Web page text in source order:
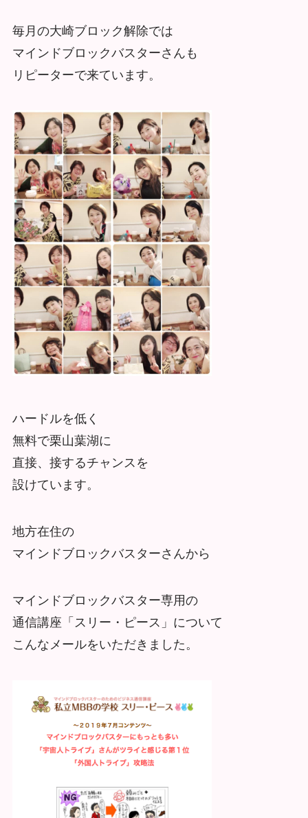
毎月の大崎ブロック解除では
マインドブロックバスターさんも
リピーターで来ています。
ハードルを低く
無料で栗山葉湖に
直接、接するチャンスを
設けています。
地方在住の
マインドブロックバスターさんから
マインドブロックバスター専用の
通信講座「スリー・ピース」について
こんなメールをいただきました。